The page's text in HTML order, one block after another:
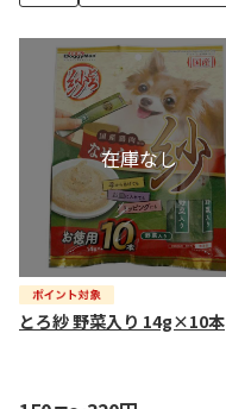
とろ紗 野菜入り 14g×10本